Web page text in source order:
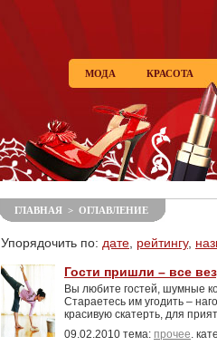
МОДА КРАСОТА
ГЛАВНАЯ > ОГЛАВЛЕНИЕ
Упорядочить по: дате рейтингу,
Гости пришли – все
Вы любите гостей, шумные
Стараетесь им угодить –
красивую скатерть, для
09.02.2010 тема: прочее.